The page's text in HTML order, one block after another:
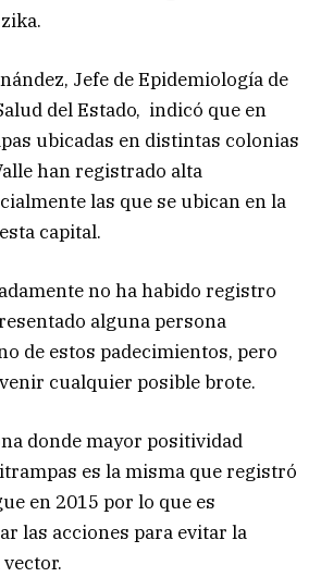
Jefe de Epidemiología de
del Estado, indicó que en
ubicadas en distintas colonias
han registrado alta
las que se ubican en la
capital.
no ha habido registro
alguna persona
de estos padecimientos, pero
cualquier posible brote.
donde mayor positividad
es la misma que registró
en 2015 por lo que es
las acciones para evitar la